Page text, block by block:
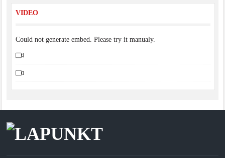
VIDEO
Could not generate embed. Please try it manualy.